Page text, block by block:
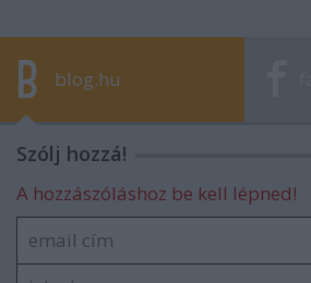
blog.hu
Szólj hozzá!
A hozzászóláshoz be kell lépned!